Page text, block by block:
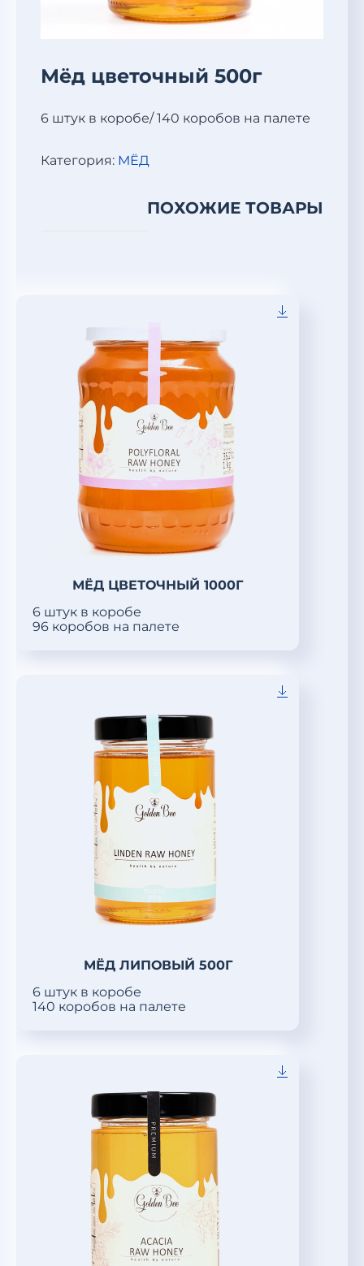
Мёд цветочный 500г
6 штук в коробе/ 140 коробов на палете
Категория: МЁД
ПОХОЖИЕ ТОВАРЫ
МЁД ЦВЕТОЧНЫЙ 1000Г
6 штук в коробе
96 коробов на палете
МЁД ЛИПОВЫЙ 500Г
6 штук в коробе
140 коробов на палете